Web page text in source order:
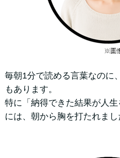
毎朝1分で読める言葉なのに
もあります。
特に「納得できた結果が人
には、朝から胸を打たれまし